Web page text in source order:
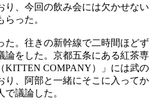
り、今回の飲み会には欠かせない
った。
た。往きの新幹線で二時間ほどず
論をした。京都五条にある紅茶専
KITTEN COMPANY）」には武の
り、阿部と一緒にそこに入ってか
議論した。